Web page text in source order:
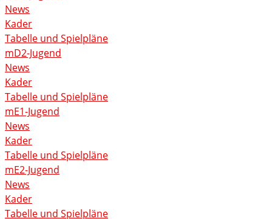
News
Kader
Tabelle und Spielpläne
mD2-Jugend
News
Kader
Tabelle und Spielpläne
mE1-Jugend
News
Kader
Tabelle und Spielpläne
mE2-Jugend
News
Kader
Tabelle und Spielpläne